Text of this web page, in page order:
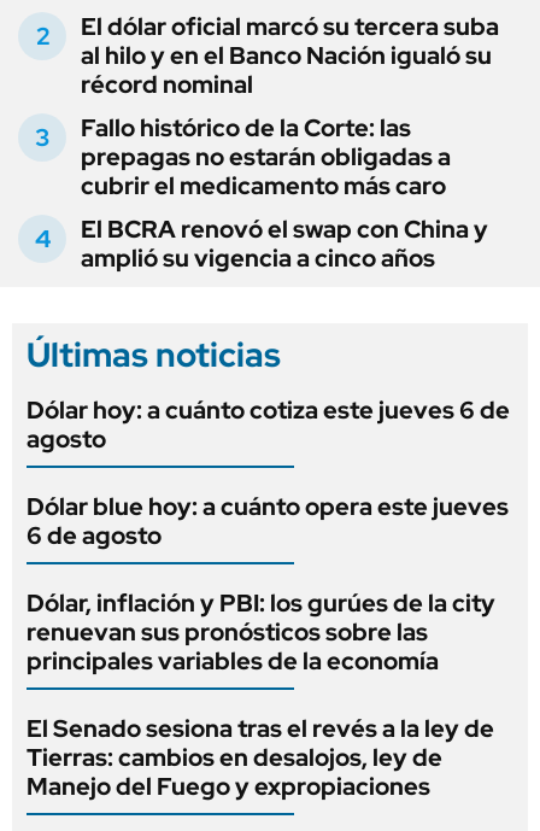
El dólar oficial marcó su tercera suba
al hilo y en el Banco Nación igualó su
récord nominal
Fallo histórico de la Corte: las
prepagas no estarán obligadas a
cubrir el medicamento más caro
El BCRA renovó el swap con China y
amplió su vigencia a cinco años
Últimas noticias
Dólar hoy: a cuánto cotiza este jueves 6 de
agosto
Dólar blue hoy: a cuánto opera este jueves
6 de agosto
Dólar, inflación y PBI: los gurúes de la city
renuevan sus pronósticos sobre las
principales variables de la economía
El Senado sesiona tras el revés a la ley de
Tierras: cambios en desalojos, ley de
Manejo del Fuego y expropiaciones